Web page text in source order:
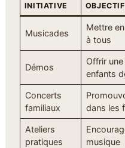
INITIATIVE OBJECTIF
Musicades
Mettre
à tous
Démos
Offrir
enfants
Concerts
familiaux
dans les
Ateliers
pratiques
musique